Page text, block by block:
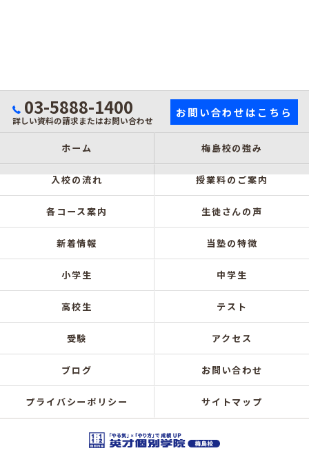
03-5888-1400
詳しい資料の請求またはお問い合わせ
お問い合わせはこちら
ホーム 梅島校の強み
入校の流れ 授業料のご案内
各コース案内 生徒さんの声
新着情報 当塾の特徴
小学生 中学生
高校生 テスト
受験 アクセス
ブログ お問い合わせ
プライバシーポリシー サイトマップ